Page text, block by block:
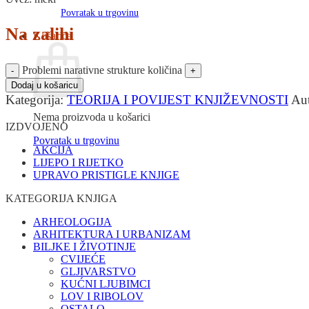
Povratak u trgovinu
Košarica
Nema proizvoda u košarici
Povratak u trgovinu
Na zalihi
Problemi narativne strukture količina
Dodaj u košaricu
Kategorija: TEORIJA I POVIJEST KNJIŽEVNOSTI
IZDVOJENO
AKCIJA
LIJEPO I RIJETKO
UPRAVO PRISTIGLE KNJIGE
KATEGORIJA KNJIGA
ARHEOLOGIJA
ARHITEKTURA I URBANIZAM
BILJKE I ŽIVOTINJE
CVIJEĆE
GLJIVARSTVO
KUĆNI LJUBIMCI
LOV I RIBOLOV